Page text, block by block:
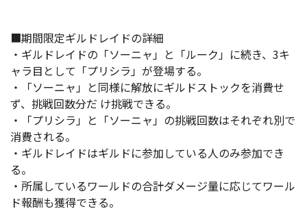
■期間限定ギルドレイドの詳細
・ギルドレイドの「ソーニャ」と「ルーク」に続き、3キ
ャラ目として「プリシラ」が登場する。
・「ソーニャ」と同様に解放にギルドストックを消費せ
ず、挑戦回数分だ け挑戦できる。
・「プリシラ」と「ソーニャ」の挑戦回数はそれぞれ別で
消費される。
・ギルドレイドはギルドに参加している人のみ参加でき
る。
・所属しているワールドの合計ダメージ量に応じてワール
ド報酬も獲得できる。